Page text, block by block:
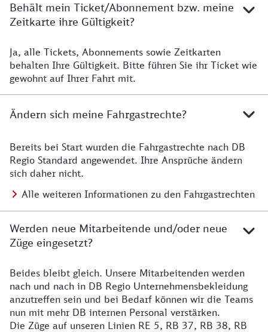
Behält mein Ticket/Abonnement bzw. meine
Zeitkarte ihre Gültigkeit?
Details zur Zeitkarte
Ja, alle Tickets, Abonnements sowie Zeitkarten
behalten Ihre Gültigkeit. Bitte führen Sie ihr Ticket wie
gewohnt auf Ihrer Fahrt mit.
Ändern sich meine Fahrgastrechte?
Details zu Fahrgastrechten
Bereits bei Start wurden die Fahrgastrechte nach DB
Regio Standard angewendet. Ihre Ansprüche ändern
sich daher nicht.
Alle weiteren Informationen zu den Fahrgastrechten
Werden neue Mitarbeitende und/oder neue
Züge eingesetzt?
Details zu den Mitarbeitenden
Beides bleibt gleich. Unsere Mitarbeitenden werden
nach und nach in DB Regio Unternehmensbekleidung
anzutreffen sein und bei Bedarf können wir die Teams
nun mit mehr DB internen Personal verstärken.
Die Züge auf unseren Linien RE 5, RB 37, RB 38, RB